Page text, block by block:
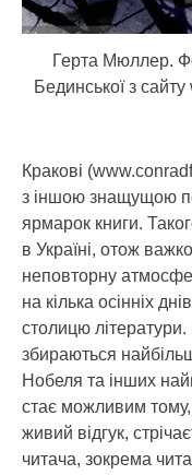
Герта Мюллер.
Бединської з
Кракові
з іншою знащущою
ярмарок книги.
в Україні, отож
неповторну
на кілька осінніх
столицю літератури.
збираються
Нобеля та інших
стає можливим
живий відгук,
читача, зокрема